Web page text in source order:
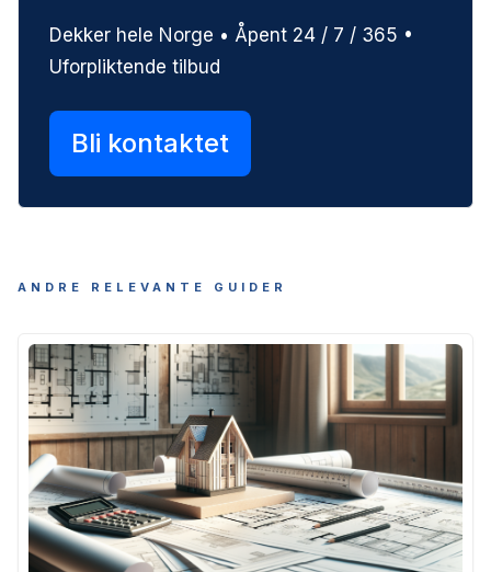
Dekker hele Norge • Åpent 24 / 7 / 365 •
Uforpliktende tilbud
Bli kontaktet
ANDRE RELEVANTE GUIDER